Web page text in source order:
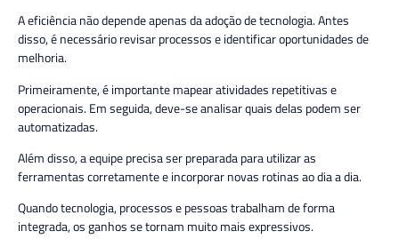
A eficiência não depende apenas da adoção de tecnologia. Antes
disso, é necessário revisar processos e identificar oportunidades de
melhoria.
Primeiramente, é importante mapear atividades repetitivas e
operacionais. Em seguida, deve-se analisar quais delas podem ser
automatizadas.
Além disso, a equipe precisa ser preparada para utilizar as
ferramentas corretamente e incorporar novas rotinas ao dia a dia.
Quando tecnologia, processos e pessoas trabalham de forma
integrada, os ganhos se tornam muito mais expressivos.